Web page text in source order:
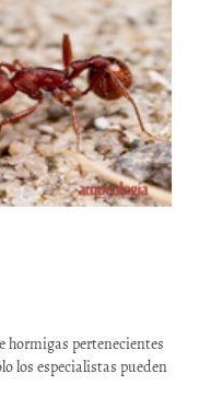
hormigas pertenecientes
los especialistas pueden